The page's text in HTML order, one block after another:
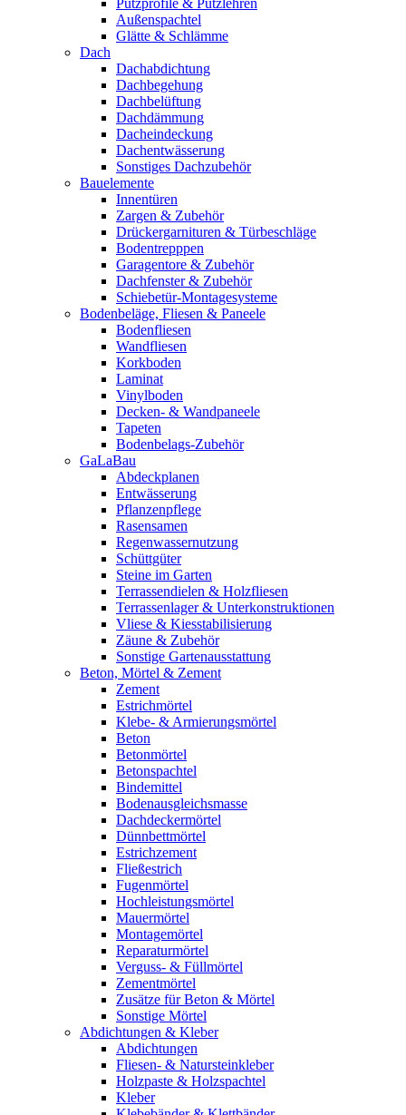
Putzprofile & Putzlehren
Außenspachtel
Glätte & Schlämme
Dach
Dachabdichtung
Dachbegehung
Dachbelüftung
Dachdämmung
Dacheindeckung
Dachentwässerung
Sonstiges Dachzubehör
Bauelemente
Innentüren
Zargen & Zubehör
Drückergarnituren & Türbeschläge
Bodentrepppen
Garagentore & Zubehör
Dachfenster & Zubehör
Schiebetür-Montagesysteme
Bodenbeläge, Fliesen & Paneele
Bodenfliesen
Wandfliesen
Korkboden
Laminat
Vinylboden
Decken- & Wandpaneele
Tapeten
Bodenbelags-Zubehör
GaLaBau
Abdeckplanen
Entwässerung
Pflanzenpflege
Rasensamen
Regenwassernutzung
Schüttgüter
Steine im Garten
Terrassendielen & Holzfliesen
Terrassenlager & Unterkonstruktionen
Vliese & Kiesstabilisierung
Zäune & Zubehör
Sonstige Gartenausstattung
Beton, Mörtel & Zement
Zement
Estrichmörtel
Klebe- & Armierungsmörtel
Beton
Betonmörtel
Betonspachtel
Bindemittel
Bodenausgleichsmasse
Dachdeckermörtel
Dünnbettmörtel
Estrichzement
Fließestrich
Fugenmörtel
Hochleistungsmörtel
Mauermörtel
Montagemörtel
Reparaturmörtel
Verguss- & Füllmörtel
Zementmörtel
Zusätze für Beton & Mörtel
Sonstige Mörtel
Abdichtungen & Kleber
Abdichtungen
Fliesen- & Natursteinkleber
Holzpaste & Holzspachtel
Kleber